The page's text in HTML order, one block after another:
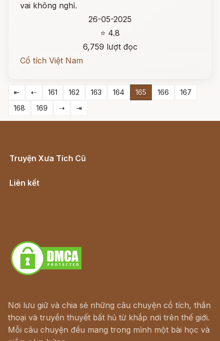
vai không nghỉ.
26-05-2025
⭐ 4.8
6,759 lượt đọc
Cổ tích Việt Nam
⇤ ⇠ 161 162 163 164 165 166
167
168
169 ⇢ ⇥
Truyện Xưa Tích Cũ
Liên kết
Nơi lưu giữ và chia sẻ những câu chuyện cổ tích, thần
thoại và truyền thuyết bất hủ từ khắp nơi trên thế giới.
Mỗi câu chuyện đều mang trong mình một bài học và